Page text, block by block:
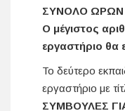
ΣΥΝΟΛΟ ΩΡΩΝ
Ο μέγιστος
εργαστήριο θα
Το δεύτερο
εργαστήριο με
ΣΥΜΒΟΥΛΕΣ